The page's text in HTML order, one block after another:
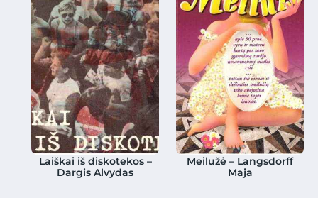
Laiškai iš diskotekos –
Dargis Alvydas
Meilužė – Langsdorff
Maja